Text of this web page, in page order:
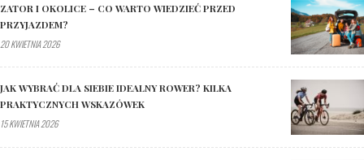
ZATOR I OKOLICE – CO WARTO WIEDZIEĆ PRZED
PRZYJAZDEM?
20 KWIETNIA 2026
JAK WYBRAĆ DLA SIEBIE IDEALNY ROWER? KILKA
PRAKTYCZNYCH WSKAZÓWEK
15 KWIETNIA 2026